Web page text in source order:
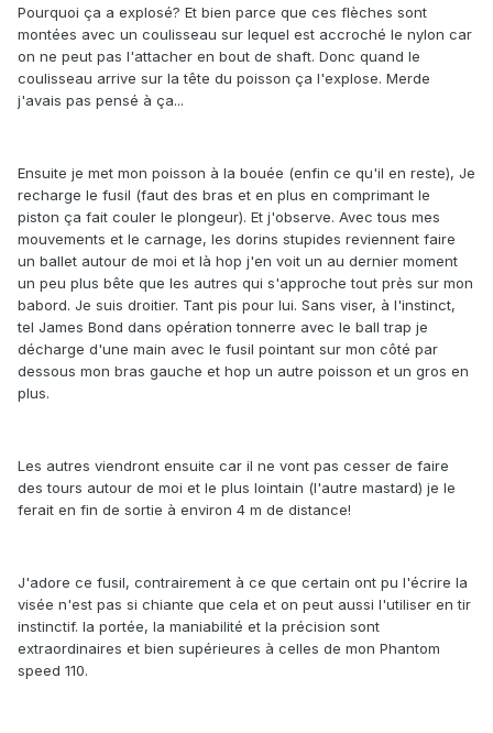
Pourquoi ça a explosé? Et bien parce que ces flèches sont
montées avec un coulisseau sur lequel est accroché le nylon car
on ne peut pas l'attacher en bout de shaft. Donc quand le
coulisseau arrive sur la tête du poisson ça l'explose. Merde
j'avais pas pensé à ça...
Ensuite je met mon poisson à la bouée (enfin ce qu'il en reste), Je
recharge le fusil (faut des bras et en plus en comprimant le
piston ça fait couler le plongeur). Et j'observe. Avec tous mes
mouvements et le carnage, les dorins stupides reviennent faire
un ballet autour de moi et là hop j'en voit un au dernier moment
un peu plus bête que les autres qui s'approche tout près sur mon
babord. Je suis droitier. Tant pis pour lui. Sans viser, à l'instinct,
tel James Bond dans opération tonnerre avec le ball trap je
décharge d'une main avec le fusil pointant sur mon côté par
dessous mon bras gauche et hop un autre poisson et un gros en
plus.
Les autres viendront ensuite car il ne vont pas cesser de faire
des tours autour de moi et le plus lointain (l'autre mastard) je le
ferait en fin de sortie à environ 4 m de distance!
J'adore ce fusil, contrairement à ce que certain ont pu l'écrire la
visée n'est pas si chiante que cela et on peut aussi l'utiliser en tir
instinctif. la portée, la maniabilité et la précision sont
extraordinaires et bien supérieures à celles de mon Phantom
speed 110.